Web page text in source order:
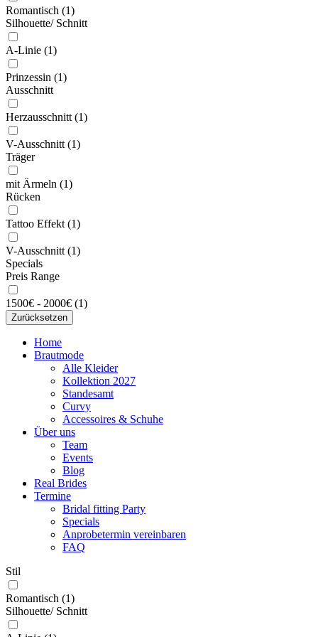
Romantisch (1)
Silhouette/ Schnitt
A-Linie (1)
Prinzessin (1)
Ausschnitt
Herzausschnitt (1)
V-Ausschnitt (1)
Träger
mit Ärmeln (1)
Rücken
Tattoo Effekt (1)
V-Ausschnitt (1)
Specials
Preis Range
1500€ - 2000€ (1)
Zurücksetzen
Home
Brautmode
Alle Kleider
Kollektion 2027
Standesamt
Curvy
Accessoires & Schuhe
Über uns
Team
Events
Blog
Real Brides
Termine
Bridal fitting Party
Specials
Anprobetermin vereinbaren
FAQ
Stil
Romantisch (1)
Silhouette/ Schnitt